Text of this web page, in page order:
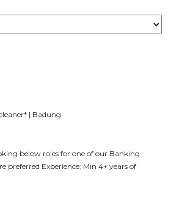
| Badung
below roles for one of our Banking
preferred Experience: Min 4+ years of